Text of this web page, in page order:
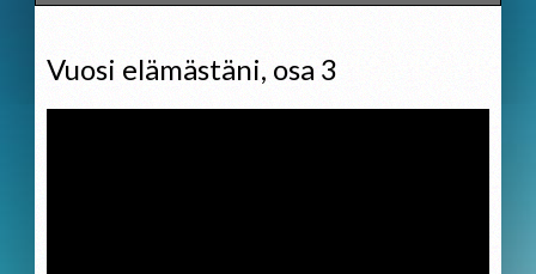
Vuosi elämästäni, osa 3